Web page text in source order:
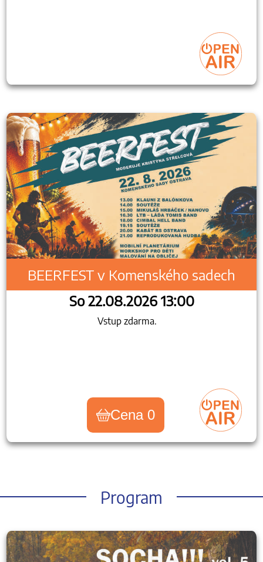
BEERFEST v Komenského sadech
So 22.08.2026 13:00
Vstup zdarma.
Cena 0
Program